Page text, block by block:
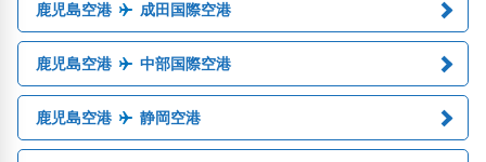
鹿児島空港 成田国際空港
鹿児島空港 中部国際空港
鹿児島空港 静岡空港